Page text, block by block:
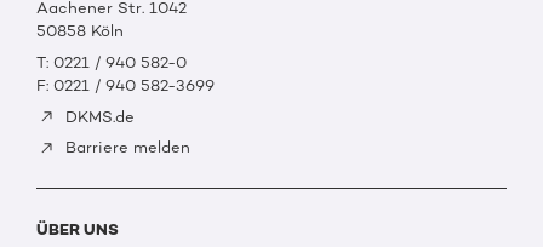
Aachener Str. 1042
50858 Köln
T: 0221 / 940 582-0
F: 0221 / 940 582-3699
DKMS.de
Barriere melden
ÜBER UNS